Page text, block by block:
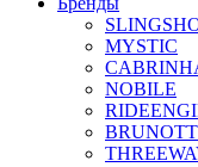
MYSTIC
NOBILE